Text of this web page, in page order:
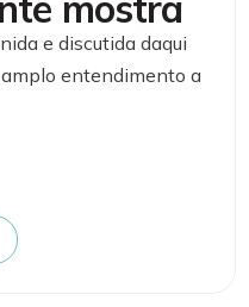
e discutida daqui
entendimento a